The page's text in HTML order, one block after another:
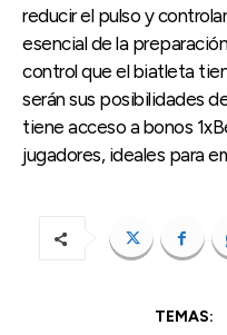
reducir el pulso y
esencial de la
control que el biatleta
serán sus posibilidades
tiene acceso a bonos
jugadores, ideales para
TEMAS: